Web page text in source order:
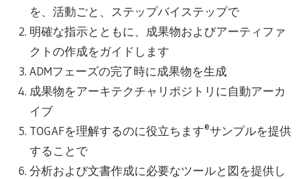
を、活動ごと、ステップバイステップで
明確な指示とともに、成果物およびアーティファ
クトの作成をガイドします
ADMフェーズの完了時に成果物を生成
成果物をアーキテクチャリポジトリに自動アーカ
イブ
TOGAFを理解するのに役立ちます®サンプルを提供
することで
分析および文書作成に必要なツールと図を提供し